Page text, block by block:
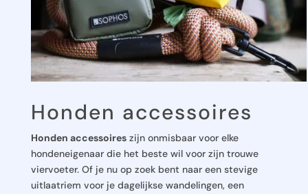
Honden accessoires
Honden accessoires zijn onmisbaar voor elke
hondeneigenaar die het beste wil voor zijn trouwe
viervoeter. Of je nu op zoek bent naar een stevige
uitlaatriem voor je dagelijkse wandelingen, een